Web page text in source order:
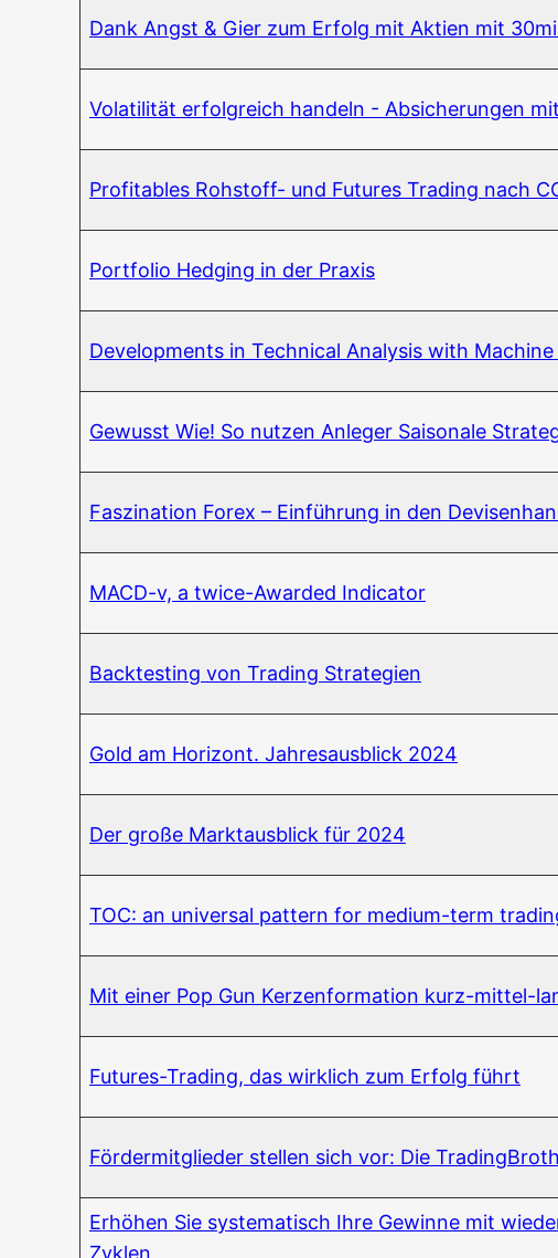
Dank Angst & Gier zum Erfolg mit Akti­en mit
Vola­ti­li­tät erfolg­reich han­deln - Absi­che­run­gen
Pro­fi­ta­bles Roh­stoff- und Futures Tra­ding nach
Port­fo­lio Hedging in der Praxis
Deve­lo­p­ments in Tech­ni­cal Ana­ly­sis with
Gewusst Wie! So nut­zen Anle­ger Sai­so­na­le
Fas­zi­na­ti­on Forex – Ein­füh­rung in den
MACD-v, a twice-Award­ed Indicator
Back­test­ing von Tra­ding Strategien
Gold am Hori­zont. Jah­res­aus­blick 2024
Der gro­ße Markt­aus­blick für 2024
TOC: an uni­ver­sal pat­tern for medi­um-term
Mit einer Pop Gun Ker­zen­for­ma­ti­on kurz-mit­tel-
Futures-Tra­ding, das wirk­lich zum Erfolg führt
För­der­mit­glie­der stel­len sich vor: Die
Erhö­hen Sie sys­te­ma­tisch Ihre Gewin­ne mit
Zyklen